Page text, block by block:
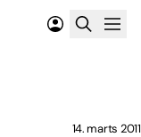
14. marts 2011